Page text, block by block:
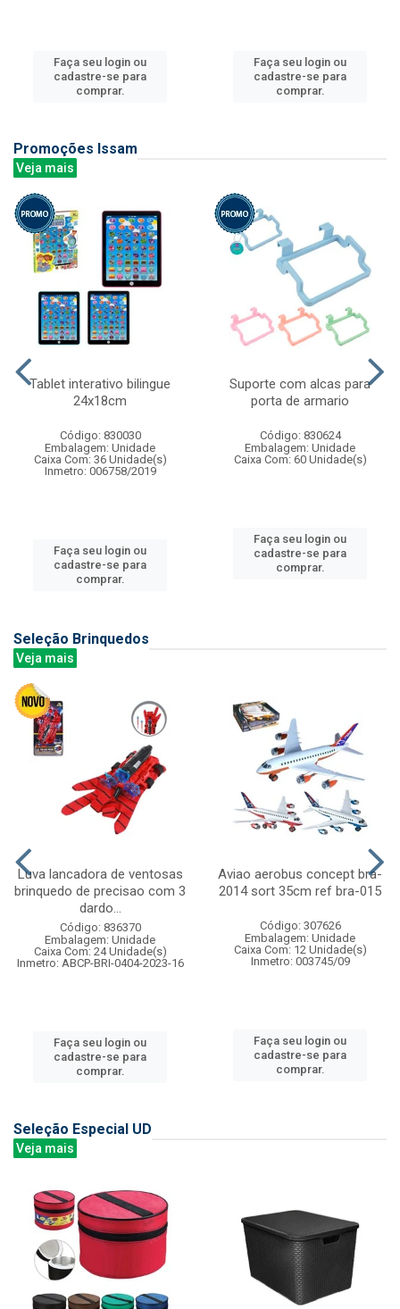
Faça seu login ou
cadastre-se para
comprar.
Faça seu login ou
cadastre-se para
comprar.
Promoções Issam
Veja mais
Tablet interativo bilingue
24x18cm
Código: 830030
Embalagem: Unidade
Caixa Com: 36 Unidade(s)
Inmetro: 006758/2019
Faça seu login ou
cadastre-se para
comprar.
Suporte com alcas para
porta de armario
Código: 830624
Embalagem: Unidade
Caixa Com: 60 Unidade(s)
Faça seu login ou
cadastre-se para
comprar.
Seleção Brinquedos
Veja mais
Luva lancadora de ventosas
brinquedo de precisao com 3
dardo...
Código: 836370
Embalagem: Unidade
Caixa Com: 24 Unidade(s)
Inmetro: ABCP-BRI-0404-2023-16
Faça seu login ou
cadastre-se para
comprar.
Aviao aerobus concept bra-
2014 sort 35cm ref bra-015
Código: 307626
Embalagem: Unidade
Caixa Com: 12 Unidade(s)
Inmetro: 003745/09
Faça seu login ou
cadastre-se para
comprar.
Seleção Especial UD
Veja mais